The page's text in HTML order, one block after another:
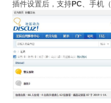
插件设置后，支持PC 、手机（